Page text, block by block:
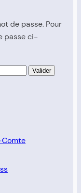
de passe. Pour
passe ci-